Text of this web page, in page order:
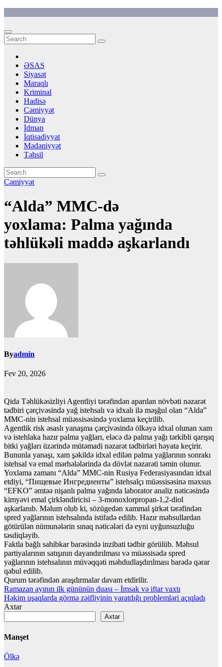
content
ƏSAS
Siyasət
Maraqlı
Kriminal
Hadisə
Cəmiyyət
Dünya
İdman
İqtisadiyyat
Mədəniyyət
Təhsil
Cəmiyyət
“Alda” MMC-də
yoxlama: Palma yağında
təhlükəli maddə aşkarlandı
Byadmin
Fev 20, 2026
Qida Təhlükəsizliyi Agentliyi tərəfindən aparılan növbəti nəzarət
tədbiri çərçivəsində yağ istehsalı və idxalı ilə məşğul olan “Alda”
MMC-nin istehsal müəssisəsində yoxlama keçirilib.
Agentlik risk əsaslı yanaşma çərçivəsində ölkəyə idxal olunan xam
və istehlaka hazır palma yağları, eləcə də palma yağı tərkibli qarışıq
bitki yağları üzərində mütəmadi nəzarət tədbirləri həyata keçirir.
Bununla yanaşı, xam şəkildə idxal edilən palma yağlarının sonrakı
istehsal və emal mərhələlərində də dövlət nəzarəti təmin olunur.
Yoxlama zamanı “Alda” MMC-nin Rusiya Federasiyasından idxal
etdiyi, “Пищевые Ингредиенты” istehsalçı müəssisəsinə məxsus
“EFKO” əmtəə nişanlı palma yağında laborator analiz nəticəsində
kimyəvi emal çirkləndiricisi – 3-monoxlorpropan-1,2-diol
aşkarlanıb. Məlum olub ki, sözügedən xammal şirkət tərəfindən
spred yağlarının istehsalında istifadə edilib. Hazır məhsullardan
götürülən nümunələrin sınaq nəticələri də eyni uyğunsuzluğu
təsdiqləyib.
Faktla bağlı sahibkar barəsində inzibati tədbir görülüb. Məhsul
partiyalarının satışının dayandırılması və müəssisədə spred
yağlarının istehsalının müvəqqəti məhdudlaşdırılması barədə qərar
qəbul edilib.
Qurum tərəfindən araşdırmalar davam etdirilir.
Yazı
naviqasiyası
Ramazan ayının ilk gününün duası – İmsak və iftar vaxtı
Həkim uşaqlarda görmə zəifliyinin yaratdığı problemləri açıqladı
Axtar
Axtar
Manşet
Ölkə